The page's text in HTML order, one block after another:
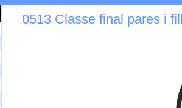
0513 Classe final pares i